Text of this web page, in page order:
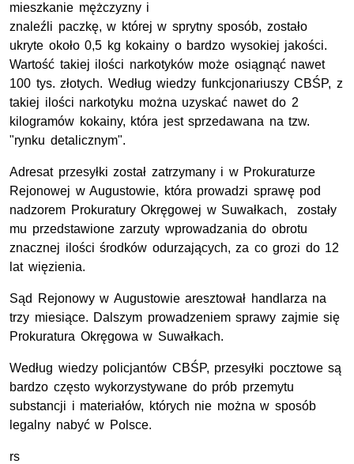
mieszkanie mężczyzny i
znaleźli paczkę, w której w sprytny sposób, zostało
ukryte około 0,5 kg kokainy o bardzo wysokiej jakości.
Wartość takiej ilości narkotyków może osiągnąć nawet
100 tys. złotych. Według wiedzy funkcjonariuszy CBŚP, z
takiej ilości narkotyku można uzyskać nawet do 2
kilogramów kokainy, która jest sprzedawana na tzw.
"rynku detalicznym".
Adresat przesyłki został zatrzymany i w Prokuraturze
Rejonowej w Augustowie, która prowadzi sprawę pod
nadzorem Prokuratury Okręgowej w Suwałkach, zostały
mu przedstawione zarzuty wprowadzania do obrotu
znacznej ilości środków odurzających, za co grozi do 12
lat więzienia.
Sąd Rejonowy w Augustowie aresztował handlarza na
trzy miesiące. Dalszym prowadzeniem sprawy zajmie się
Prokuratura Okręgowa w Suwałkach.
Według wiedzy policjantów CBŚP, przesyłki pocztowe są
bardzo często wykorzystywane do prób przemytu
substancji i materiałów, których nie można w sposób
legalny nabyć w Polsce.
rs